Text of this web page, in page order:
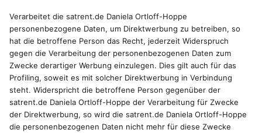
Verarbeitet die satrent.de Daniela Ortloff-Hoppe
personenbezogene Daten, um Direktwerbung zu betreiben, so
hat die betroffene Person das Recht, jederzeit Widerspruch
gegen die Verarbeitung der personenbezogenen Daten zum
Zwecke derartiger Werbung einzulegen. Dies gilt auch für das
Profiling, soweit es mit solcher Direktwerbung in Verbindung
steht. Widerspricht die betroffene Person gegenüber der
satrent.de Daniela Ortloff-Hoppe der Verarbeitung für Zwecke
der Direktwerbung, so wird die satrent.de Daniela Ortloff-Hoppe
die personenbezogenen Daten nicht mehr für diese Zwecke